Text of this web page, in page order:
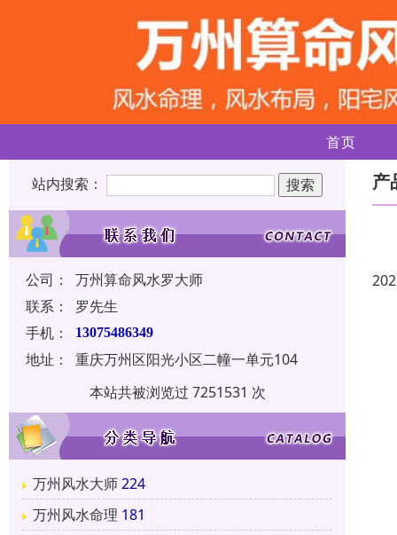
首页
站内搜索：
公司：
万州算命风水罗大师
联系：
罗先生
手机：
13075486349
地址：
重庆万州区阳光小区二幢一单元104
本站共被浏览过 7251531 次
万州风水大师224
万州风水命理 181
产